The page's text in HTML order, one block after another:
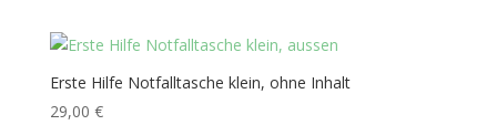
Erste Hilfe Notfalltasche klein, ohne Inhalt
29,00 €